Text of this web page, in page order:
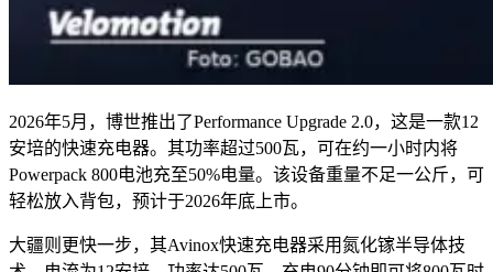
2026年5月，博世推出了Performance Upgrade 2.0，这是一款12
安培的快速充电器。其功率超过500瓦，可在约一小时内将
Powerpack 800电池充至50%电量。该设备重量不足一公斤，可
轻松放入背包，预计于2026年底上市。
大疆则更快一步，其Avinox快速充电器采用氮化镓半导体技